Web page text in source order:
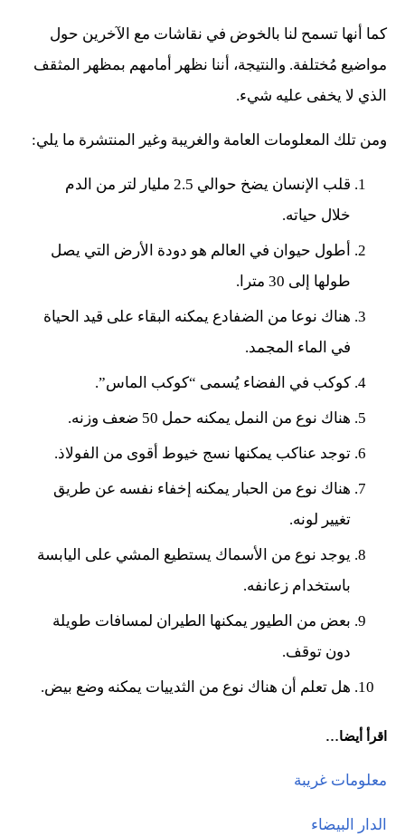
كما أنها تسمح لنا بالخوض في نقاشات مع الآخرين حول
مواضيع مُختلفة. والنتيجة، أننا نظهر أمامهم بمظهر المثقف
الذي لا يخفى عليه شيء.
ومن تلك المعلومات العامة والغريبة وغير المنتشرة ما يلي:
قلب الإنسان يضخ حوالي 2.5 مليار لتر من الدم
خلال حياته.
أطول حيوان في العالم هو دودة الأرض التي يصل
طولها إلى 30 مترا.
هناك نوعا من الضفادع يمكنه البقاء على قيد الحياة
في الماء المجمد.
كوكب في الفضاء يُسمى “كوكب الماس”.
هناك نوع من النمل يمكنه حمل 50 ضعف وزنه.
توجد عناكب يمكنها نسج خيوط أقوى من الفولاذ.
هناك نوع من الحبار يمكنه إخفاء نفسه عن طريق
تغيير لونه.
يوجد نوع من الأسماك يستطيع المشي على اليابسة
باستخدام زعانفه.
بعض من الطيور يمكنها الطيران لمسافات طويلة
دون توقف.
هل تعلم أن هناك نوع من الثدييات يمكنه وضع بيض.
اقرأ أيضا…
معلومات غريبة
الدار البيضاء